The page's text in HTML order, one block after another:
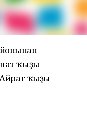
ҡыҙы
ҡыҙы